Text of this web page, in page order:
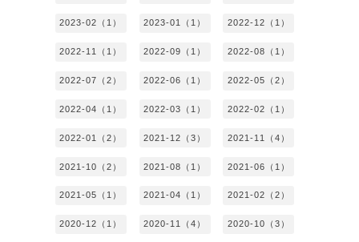
2023-02（1） 2023-01（1） 2022-12（1）
2022-11（1） 2022-09（1） 2022-08（1）
2022-07（2） 2022-06（1） 2022-05（2）
2022-04（1） 2022-03（1） 2022-02（1）
2022-01（2） 2021-12（3） 2021-11（4）
2021-10（2） 2021-08（1） 2021-06（1）
2021-05（1） 2021-04（1） 2021-02（2）
2020-12（1） 2020-11（4） 2020-10（3）